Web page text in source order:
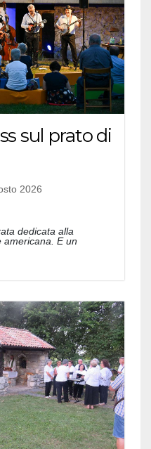
sul prato di
2026
dedicata alla
americana. E un